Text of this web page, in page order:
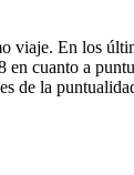
En los
cuanto a
de la